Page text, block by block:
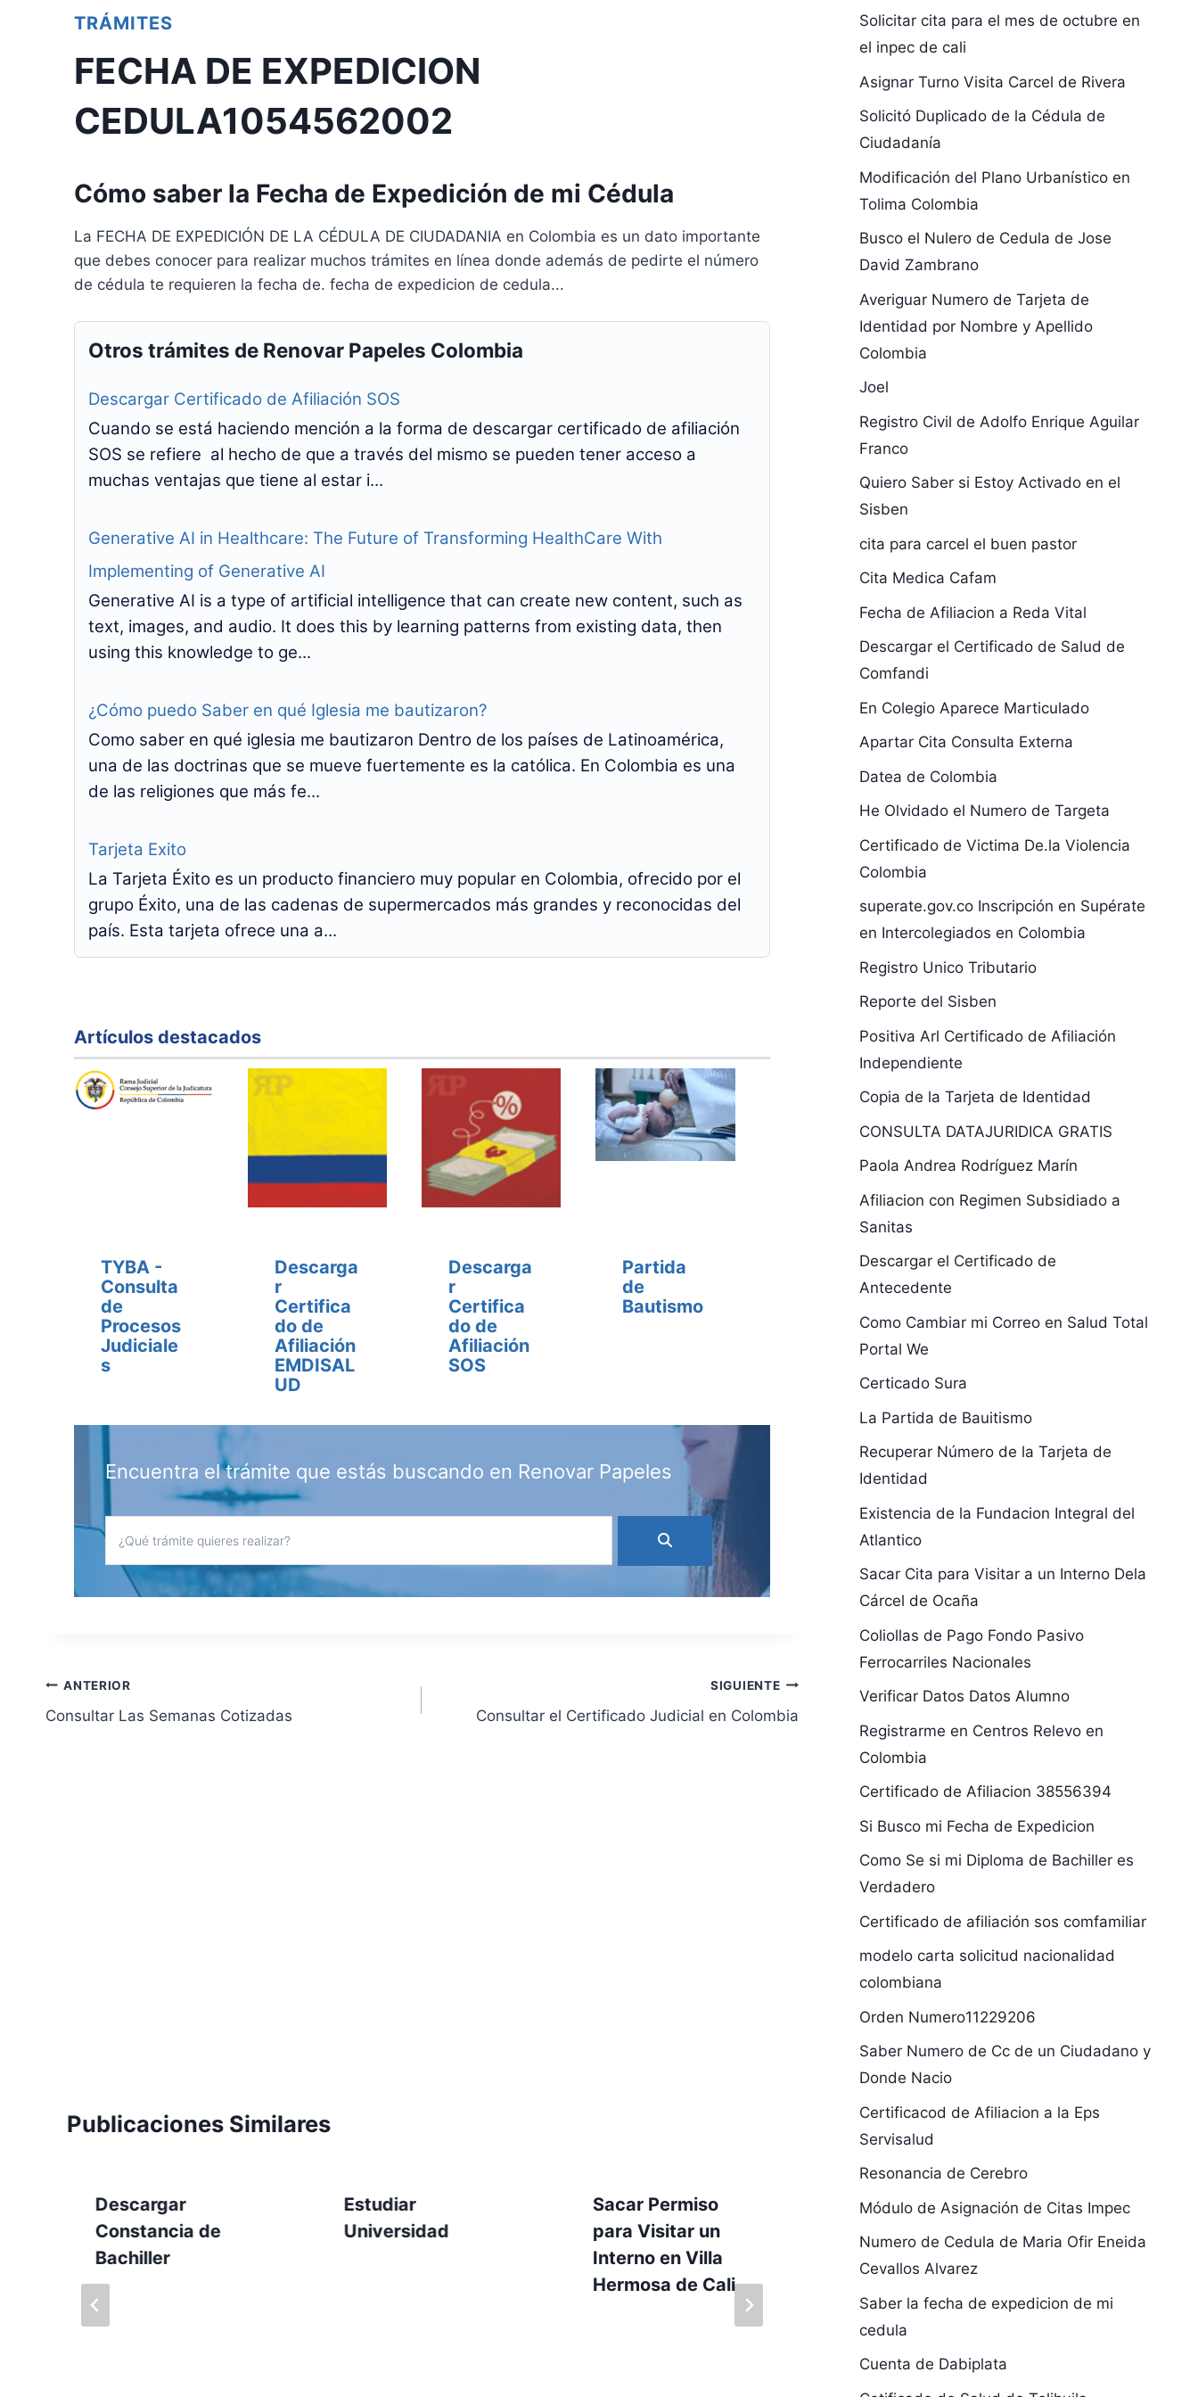
TRÁMITES
FECHA DE EXPEDICION
CEDULA1054562002
Cómo saber la Fecha de Expedición de mi Cédula
La FECHA DE EXPEDICIÓN DE LA CÉDULA DE CIUDADANIA en Colombia es un dato importante
que debes conocer para realizar muchos trámites en línea donde además de pedirte el número
de cédula te requieren la fecha de. fecha de expedicion de cedula...
Otros trámites de Renovar Papeles Colombia
Descargar Certificado de Afiliación SOS
Cuando se está haciendo mención a la forma de descargar certificado de afiliación
SOS se refiere al hecho de que a través del mismo se pueden tener acceso a
muchas ventajas que tiene al estar i...
Generative AI in Healthcare: The Future of Transforming HealthCare With
Implementing of Generative AI
Generative AI is a type of artificial intelligence that can create new content, such as
text, images, and audio. It does this by learning patterns from existing data, then
using this knowledge to ge...
¿Cómo puedo Saber en qué Iglesia me bautizaron?
Como saber en qué iglesia me bautizaron Dentro de los países de Latinoamérica,
una de las doctrinas que se mueve fuertemente es la católica. En Colombia es una
de las religiones que más fe...
Tarjeta Exito
La Tarjeta Éxito es un producto financiero muy popular en Colombia, ofrecido por el
grupo Éxito, una de las cadenas de supermercados más grandes y reconocidas del
país. Esta tarjeta ofrece una a...
Artículos destacados
TYBA -
Consulta
de
Procesos
Judiciale
s
Descarga
r
Certifica
do de
Afiliación
EMDISAL
UD
Descarga
r
Certifica
do de
Afiliación
SOS
Partida
de
Bautismo
Encuentra el trámite que estás buscando en Renovar Papeles
Navegación
de
ANTERIOR
Consultar Las Semanas Cotizadas
SIGUIENTE
Consultar el Certificado Judicial en Colombia
Publicaciones Similares
Descargar
Constancia de
Bachiller
Estudiar
Universidad
Sacar Permiso
para Visitar un
Interno en Villa
Hermosa de Cali
Sistema de
Medidas
Correctivas
por Conductas
Contrarias a la
Convivencia en
Colombia
Quiero Ver
Solicitar cita para el mes de octubre en
el inpec de cali
Asignar Turno Visita Carcel de Rivera
Solicitó Duplicado de la Cédula de
Ciudadanía
Modificación del Plano Urbanístico en
Tolima Colombia
Busco el Nulero de Cedula de Jose
David Zambrano
Averiguar Numero de Tarjeta de
Identidad por Nombre y Apellido
Colombia
Joel
Registro Civil de Adolfo Enrique Aguilar
Franco
Quiero Saber si Estoy Activado en el
Sisben
cita para carcel el buen pastor
Cita Medica Cafam
Fecha de Afiliacion a Reda Vital
Descargar el Certificado de Salud de
Comfandi
En Colegio Aparece Marticulado
Apartar Cita Consulta Externa
Datea de Colombia
He Olvidado el Numero de Targeta
Certificado de Victima De.la Violencia
Colombia
superate.gov.co Inscripción en Supérate
en Intercolegiados en Colombia
Registro Unico Tributario
Reporte del Sisben
Positiva Arl Certificado de Afiliación
Independiente
Copia de la Tarjeta de Identidad
CONSULTA DATAJURIDICA GRATIS
Paola Andrea Rodríguez Marín
Afiliacion con Regimen Subsidiado a
Sanitas
Descargar el Certificado de
Antecedente
Como Cambiar mi Correo en Salud Total
Portal We
Certicado Sura
La Partida de Bauitismo
Recuperar Número de la Tarjeta de
Identidad
Existencia de la Fundacion Integral del
Atlantico
Sacar Cita para Visitar a un Interno Dela
Cárcel de Ocaña
Coliollas de Pago Fondo Pasivo
Ferrocarriles Nacionales
Verificar Datos Datos Alumno
Registrarme en Centros Relevo en
Colombia
Certificado de Afiliacion 38556394
Si Busco mi Fecha de Expedicion
Como Se si mi Diploma de Bachiller es
Verdadero
Certificado de afiliación sos comfamiliar
modelo carta solicitud nacionalidad
colombiana
Orden Numero11229206
Saber Numero de Cc de un Ciudadano y
Donde Nacio
Certificacod de Afiliacion a la Eps
Servisalud
Resonancia de Cerebro
Módulo de Asignación de Citas Impec
Numero de Cedula de Maria Ofir Eneida
Cevallos Alvarez
Saber la fecha de expedicion de mi
cedula
Cuenta de Dabiplata